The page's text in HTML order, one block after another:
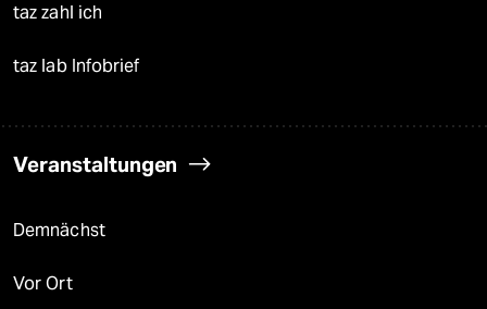
taz zahl ich
taz lab Infobrief
Veranstaltungen
Demnächst
Vor Ort